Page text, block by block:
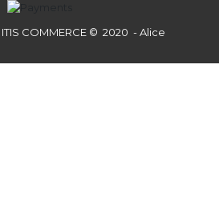
ITIS COMMERCE © 2020 - Alice